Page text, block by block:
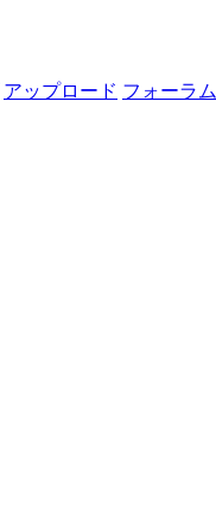
アップロード フォーラム